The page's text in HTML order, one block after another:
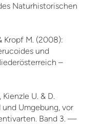
Naturhistorischen
Kropf M. (2008):
und
–
U. & D.
und Umgebung, vor
Band 3. —